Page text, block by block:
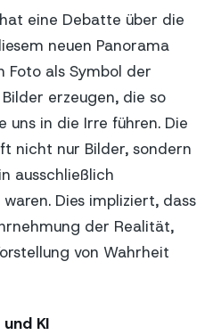
eine Debatte über die
neuen Panorama
Foto als Symbol der
erzeugen, die so
uns in die Irre führen. Die
nicht nur Bilder, sondern
ausschließlich
Dies impliziert, dass
der Realität,
von Wahrheit
KI